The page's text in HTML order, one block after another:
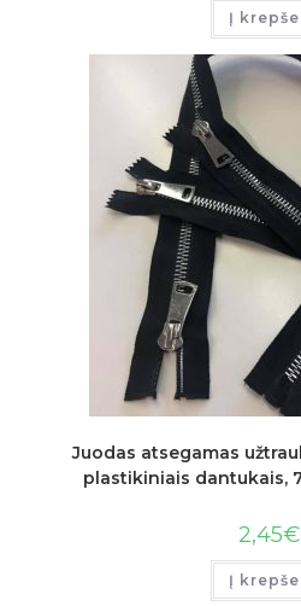
Į
Juodas atsegamas
plastikiniais dantukais,
2,45€
Į